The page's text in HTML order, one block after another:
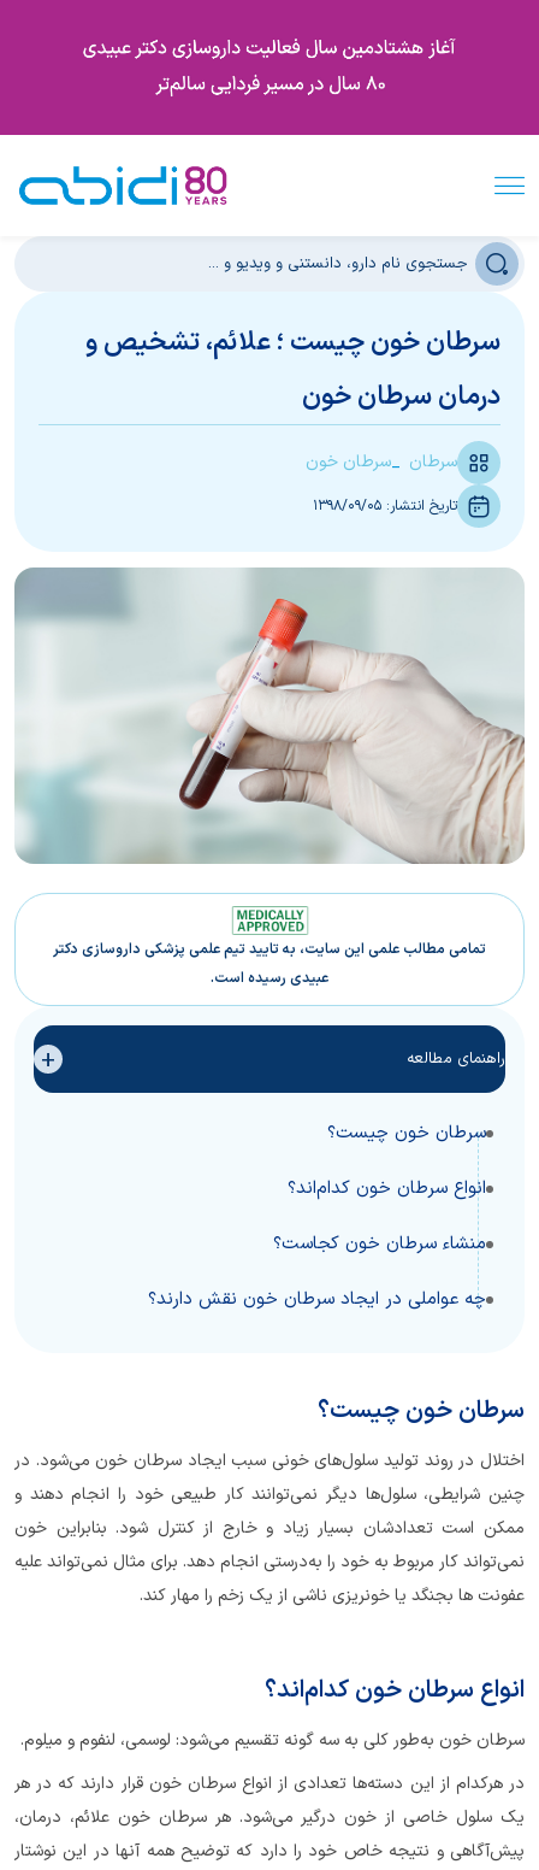
سرطان خون چیست ؛ علائم، تشخیص و
درمان سرطان خون
سرطان سرطان خون
تاریخ انتشار:
تمامی مطالب علمی این سایت، به تایید تیم علمی پزشکی داروسازی دکتر
عبیدی رسیده است.
راهنمای مطالعه +
سرطان خون چیست؟
انواع سرطان خون کدام‌اند؟
منشاء سرطان خون کجاست؟
چه عواملی در ایجاد سرطان خون نقش دارند؟
سرطان خون چیست؟
اختلال در روند تولید سلول‌های خونی سبب ایجاد سرطان خون می‌شود. در
چنین شرایطی، سلول‌ها دیگر نمی‌توانند کار طبیعی خود را انجام دهند و
ممکن است تعدادشان بسیار زیاد و خارج از کنترل شود. بنابراین خون
نمی‌تواند کار مربوط به خود را به‌درستی انجام دهد. برای مثال نمی‌تواند علیه
عفونت ها بجنگد یا خونریزی ناشی از یک زخم را مهار کند.
انواع سرطان خون کدام‌اند؟
سرطان خون به‌طور کلی به سه‌ گونه تقسیم می‌شود: لوسمی، لنفوم و میلوم.
در هر‌کدام از این دسته‌ها تعدادی از انواع سرطان خون قرار دارند که در هر‌
یک سلول خاصی از خون درگیر می‌شود. هر سرطان خون علائم، درمان،
پیش‌آگاهی و نتیجه خاص خود را دارد که توضیح همه آنها در این نوشتار